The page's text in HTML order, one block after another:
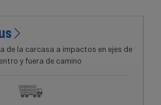
de la carcasa a impactos en ejes de
y fuera de camino